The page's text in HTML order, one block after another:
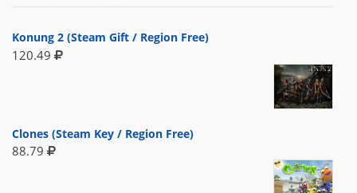
Konung 2 (Steam Gift / Region Free)
120.49
Clones (Steam Key / Region Free)
88.79